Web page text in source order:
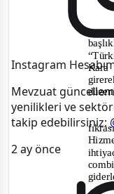
Instagram
Mevzuat
yenilikleri ve
takip edebilirsiniz:
2 ay önce
Kara